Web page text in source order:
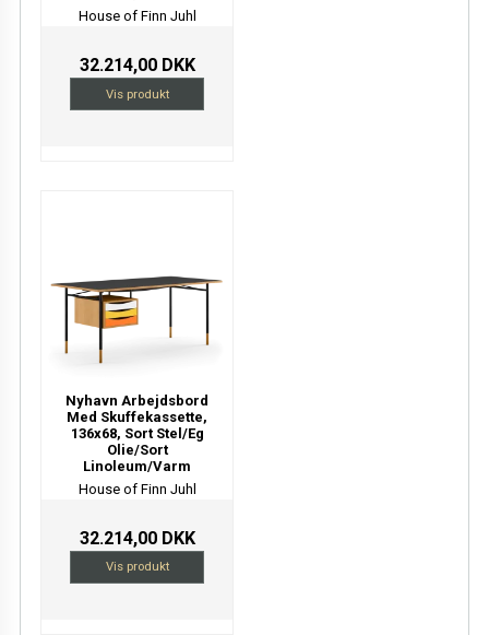
House of Finn Juhl
32.214,00 DKK
Vis produkt
Nyhavn Arbejdsbord
Med Skuffekassette,
136x68, Sort Stel/Eg
Olie/Sort
Linoleum/Varm
House of Finn Juhl
32.214,00 DKK
Vis produkt